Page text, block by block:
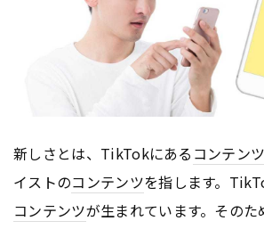
新しさとは、TikTokにある コンテンツ
イストのコンテンツを指します。
コンテンツが生まれています。その